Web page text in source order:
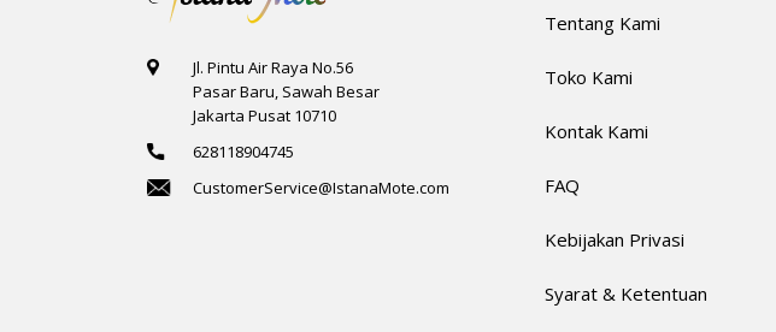
Jl. Pintu Air Raya No.56
Pasar Baru, Sawah Besar
Jakarta Pusat 10710
628118904745
CustomerService@IstanaMote.com
Tentang Kami
Toko Kami
Kontak Kami
FAQ
Kebijakan Privasi
Syarat & Ketentuan